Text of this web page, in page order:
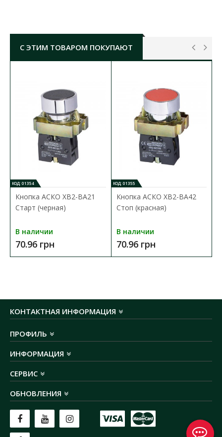
4 / 6 А
номинальний ток DC 110/48/24B:
0,6 / 1,3 / 2,5
А
элекрическая износостойкость: 100 000
циклов
количество переключений за мин: кнопковой
привод - не более 50; поворотный привод -
не более 5
диапазон рабочих температур:-5°C...+60°C
тип: "грибок" с фиксацией (возврат
поворотом)
цвет: красный
контакт:1NC
диаметр:
С ЭТИМ ТОВАРОМ ПОКУПАЮТ
КОД: 01354
Кнопка АСКО XB2-BA21
Старт (черная)
В наличии
70.96 грн
КОД: 01355
Кнопка АСКО XB2-BA42
Стоп (красная)
В наличии
70.96 грн
КОНТАКТНАЯ ИНФОРМАЦИЯ
ПРОФИЛЬ
ИНФОРМАЦИЯ
СЕРВИС
ОБНОВЛЕНИЯ